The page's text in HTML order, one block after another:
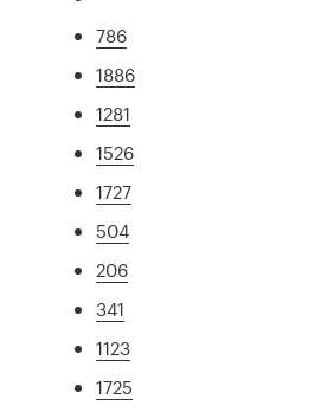
786
1886
1281
1526
1727
504
206
341
1123
1725